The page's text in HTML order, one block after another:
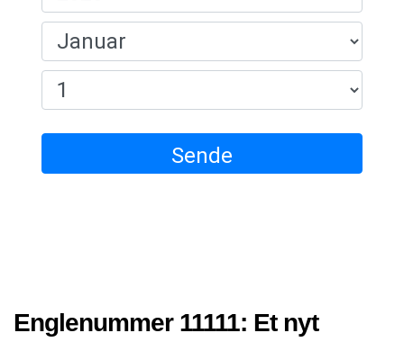
Sende
Englenummer 11111: Et nyt